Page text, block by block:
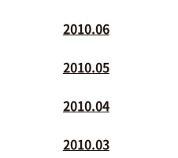
2010.06
2010.05
2010.04
2010.03